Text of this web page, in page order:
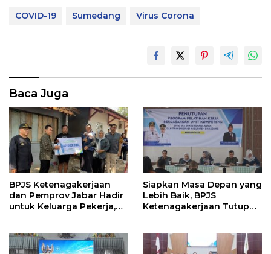
COVID-19 Sumedang Virus Corona
Baca Juga
BPJS Ketenagakerjaan
dan Pemprov Jabar Hadir
untuk Keluarga Pekerja,
Siapkan Masa Depan yang
Lebih Baik, BPJS
Ketenagakerjaan Tutup